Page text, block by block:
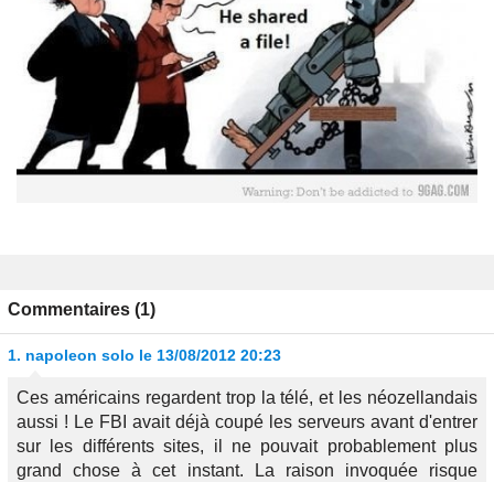
Commentaires (1)
1. napoleon solo le 13/08/2012 20:23
Ces américains regardent trop la télé, et les néozellandais
aussi ! Le FBI avait déjà coupé les serveurs avant d'entrer
sur les différents sites, il ne pouvait probablement plus
grand chose à cet instant. La raison invoquée risque